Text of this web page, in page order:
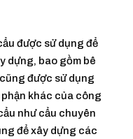
được sử dụng để
dựng, bao gồm bê
được sử dụng
khác của công
như cẩu chuyên
để xây dựng các